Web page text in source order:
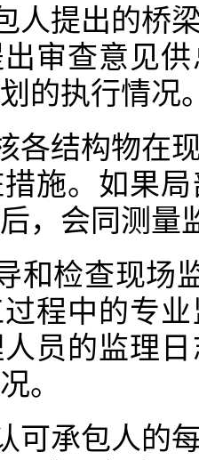
人提出的桥
审查意见
的执行情况
各结构物在
施。如果
，会同测量
和检查现场
程中的专
员的监理
。
可承包人的